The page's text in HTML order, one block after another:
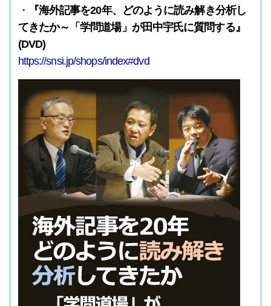
・
『海外記事を20年、どのように読み解き分析し
てきたか～「学問道場」が田中宇氏に質問する』
(DVD)
https://snsi.jp/shops/index#dvd